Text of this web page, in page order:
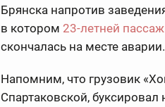
Брянска напротив
в котором 23-летней
скончалась на месте аварии.
Напомним, что грузовик
Спартаковской,